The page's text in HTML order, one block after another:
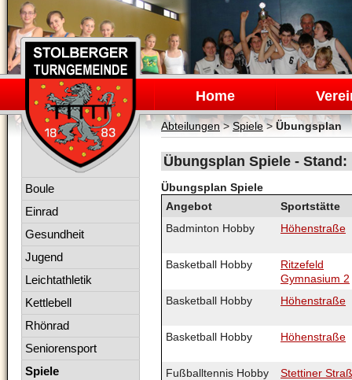
Navigation
überspringen
Home
Abteilungen>Spiele> Übungsplan
Übungsplan Spiele - Stand:
Übungsplan Spiele
Angebot
Sportstätte
Badminton Hobby
Höhenstraße
Basketball Hobby
Ritzefeld
Gymnasium 2
Basketball Hobby
Höhenstraße
Basketball Hobby Höhenstraße
Fußballtennis Hobby
Stettiner
Navigation
Boule
Einrad
Gesundheit
Jugend
Leichtathletik
Kettlebell
Rhönrad
Seniorensport
Spiele